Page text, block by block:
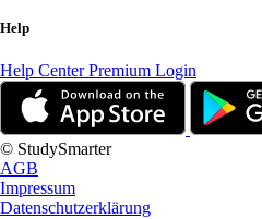
Help
Help CenterPremium Login
© StudySmarter
AGB
Impressum
Datenschutzerklärung